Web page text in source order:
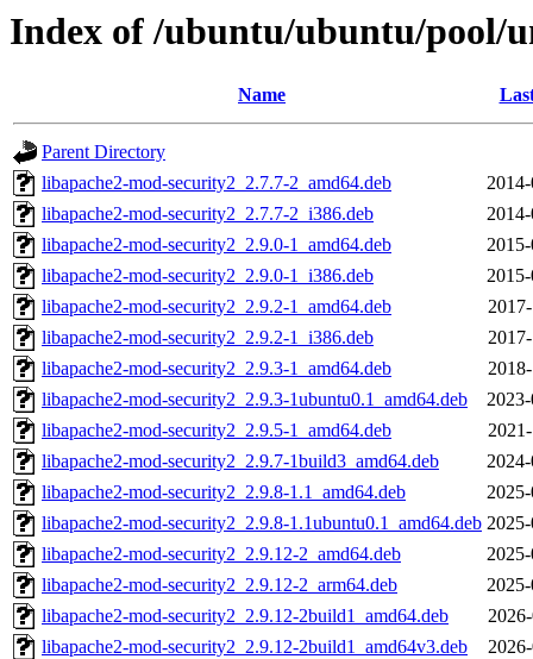
Index of /ubuntu/ubuntu/pool/
Name
Parent Directory
libapache2-mod-security2_2.7.7-2_amd64.deb
libapache2-mod-security2_2.7.7-2_i386.deb
libapache2-mod-security2_2.9.0-1_amd64.deb
libapache2-mod-security2_2.9.0-1_i386.deb
libapache2-mod-security2_2.9.2-1_amd64.deb
libapache2-mod-security2_2.9.2-1_i386.deb
libapache2-mod-security2_2.9.3-1_amd64.deb
libapache2-mod-security2_2.9.3-1ubuntu0.1_amd64.deb
libapache2-mod-security2_2.9.5-1_amd64.deb
libapache2-mod-security2_2.9.7-1build3_amd64.deb
libapache2-mod-security2_2.9.8-1.1_amd64.deb
libapache2-mod-security2_2.9.8-1.1ubuntu0.1_amd64.deb
libapache2-mod-security2_2.9.12-2_amd64.deb
libapache2-mod-security2_2.9.12-2_arm64.deb
libapache2-mod-security2_2.9.12-2build1_amd64.deb
libapache2-mod-security2_2.9.12-2build1_amd64v3.deb